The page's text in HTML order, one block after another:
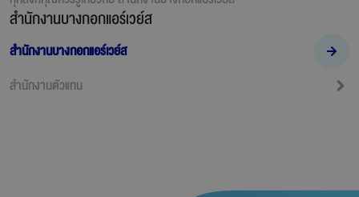
สำนักงานบางกอกแอร์เวย์ส
สำนักงานบางกอกแอร์เวย์ส
สำนักงานตัวแทน